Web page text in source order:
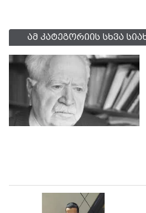
ამ კატეგორიის სხვა